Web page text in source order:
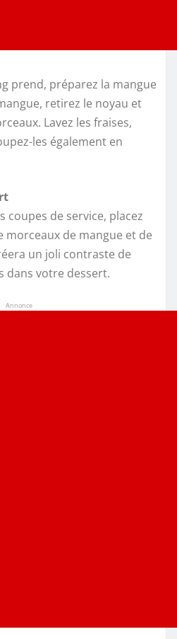
prend, préparez la mangue
retirez le noyau et
Lavez les fraises,
les également en
coupes de service, placez
morceaux de mangue et de
un joli contraste de
dans votre dessert.
Annonce